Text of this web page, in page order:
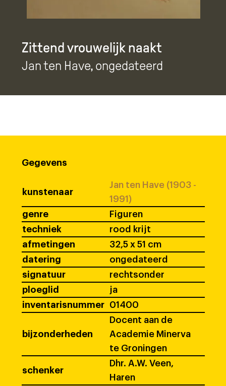
Zittend vrouwelijk naakt
Jan ten Have, ongedateerd
Gegevens
kunstenaar
Jan ten Have (1903 -
1991)
genre
Figuren
techniek
rood krijt
afmetingen
32,5 x 51 cm
datering
ongedateerd
signatuur
rechtsonder
ploeglid
ja
inventarisnummer
01400
bijzonderheden
Docent aan de
Academie Minerva
te Groningen
schenker
Dhr. A.W. Veen,
Haren